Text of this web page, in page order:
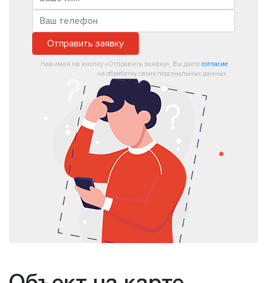
Отправить заявку
Нажимая на кнопку «Отправить заявку», Вы даете согласие
на обработку своих персональных данных.